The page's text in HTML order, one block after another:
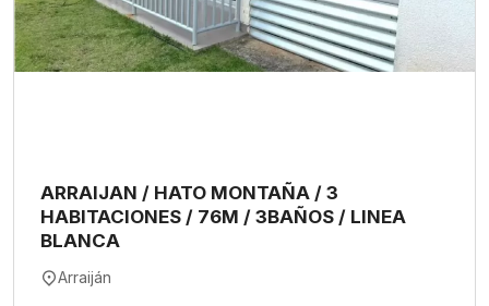
ARRAIJAN / HATO MONTAÑA / 3
HABITACIONES / 76M / 3BAÑOS / LINEA
BLANCA
Arraiján